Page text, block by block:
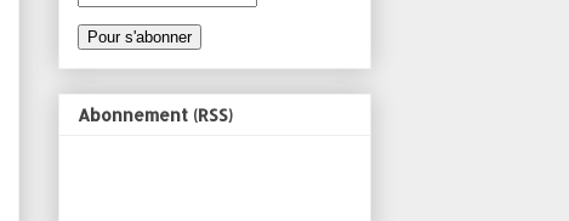
Abonnement (RSS)